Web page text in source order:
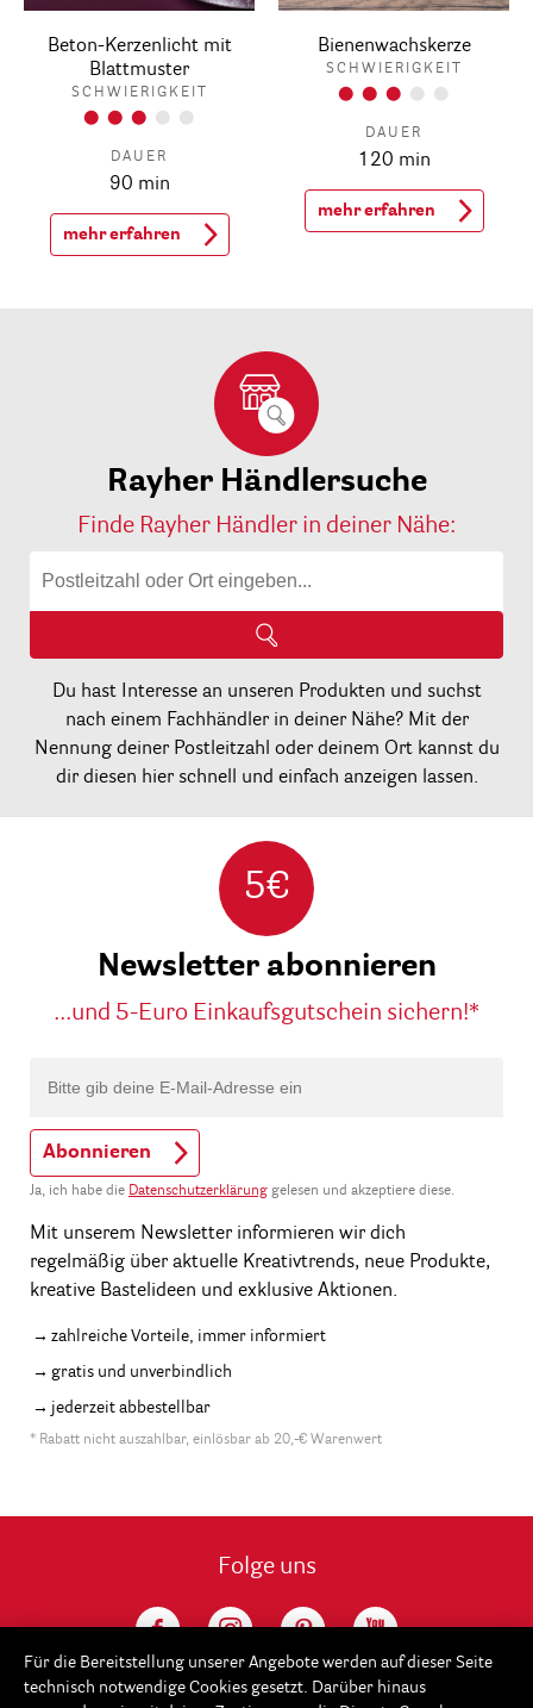
Beton-Kerzenlicht mit
Blattmuster
SCHWIERIGKEIT
DAUER
90 min
mehr erfahren
Bienenwachskerze
SCHWIERIGKEIT
DAUER
120 min
mehr erfahren
Rayher Händlersuche
Finde Rayher Händler in deiner Nähe:
Du hast Interesse an unseren Produkten und suchst
nach einem Fachhändler in deiner Nähe? Mit der
Nennung deiner Postleitzahl oder deinem Ort kannst du
dir diesen hier schnell und einfach anzeigen lassen.
5€
Newsletter abonnieren
...und 5-Euro Einkaufsgutschein sichern!*
Abonnieren
Ja, ich habe die Datenschutzerklärung gelesen und akzeptiere diese.
Mit unserem Newsletter informieren wir dich
regelmäßig über aktuelle Kreativtrends, neue Produkte,
kreative Bastelideen und exklusive Aktionen.
zahlreiche Vorteile, immer informiert
gratis und unverbindlich
jederzeit abbestellbar
* Rabatt nicht auszahlbar, einlösbar ab 20,-€ Warenwert
Folge uns
Für die Bereitstellung unserer Angebote werden auf dieser Seite
technisch notwendige Cookies gesetzt. Darüber hinaus